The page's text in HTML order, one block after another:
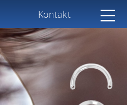
Kontakt